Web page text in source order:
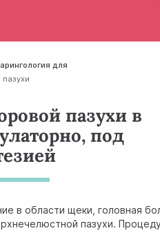
для
пазухи в
под
в области щеки, головная
пазухи.